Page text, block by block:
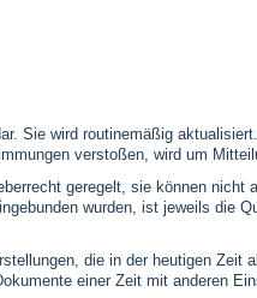
Sie wird routinemäßig
verstoßen, wird um
geregelt, sie können
wurden, ist jeweils die
die in der heutigen
einer Zeit mit anderen